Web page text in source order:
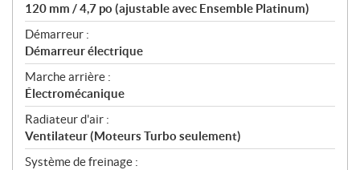
120 mm / 4,7 po (ajustable avec Ensemble Platinum)
Démarreur :
Démarreur électrique
Marche arrière :
Électromécanique
Radiateur d'air :
Ventilateur (Moteurs Turbo seulement)
Système de freinage :